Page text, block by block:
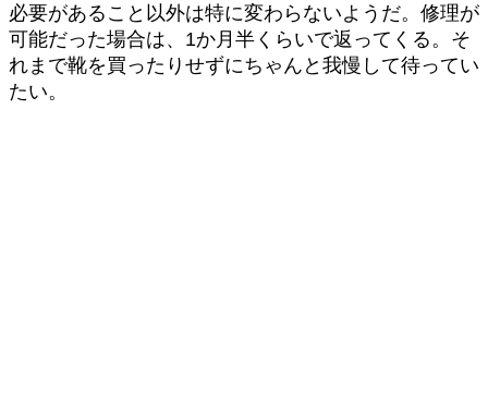
必要があること以外は特に変わらないようだ。修理が
可能だった場合は、1か月半くらいで返ってくる。そ
れまで靴を買ったりせずにちゃんと我慢して待ってい
たい。